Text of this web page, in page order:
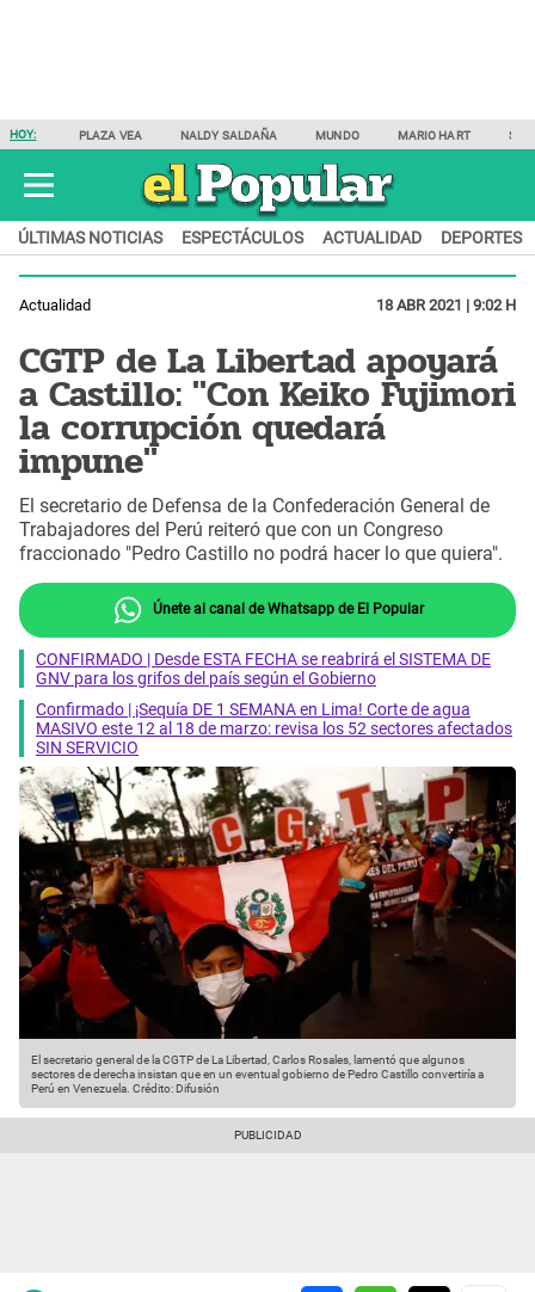
HOY: PLAZA VEA NALDY SALDAÑA MUNDO MARIO HART
ÚLTIMAS NOTICIAS ESPECTÁCULOS ACTUALIDAD DEPORTES
Actualidad 18 ABR 2021 | 9:02 H
CGTP de La Libertad apoyará
a Castillo: "Con Keiko Fujimori
la corrupción quedará
impune"
El secretario de Defensa de la Confederación General de
Trabajadores del Perú reiteró que con un Congreso
fraccionado "Pedro Castillo no podrá hacer lo que quiera".
Únete al canal de Whatsapp de El Popular
CONFIRMADO | Desde ESTA FECHA se reabrirá el SISTEMA DE
GNV para los grifos del país según el Gobierno
Confirmado | ¡Sequía DE 1 SEMANA en Lima! Corte de agua
MASIVO este 12 al 18 de marzo: revisa los 52 sectores afectados
SIN SERVICIO
El secretario general de la CGTP de La Libertad, Carlos Rosales, lamentó que algunos
sectores de derecha insistan que en un eventual gobierno de Pedro Castillo convertiría a
Perú en Venezuela. Crédito: Difusión